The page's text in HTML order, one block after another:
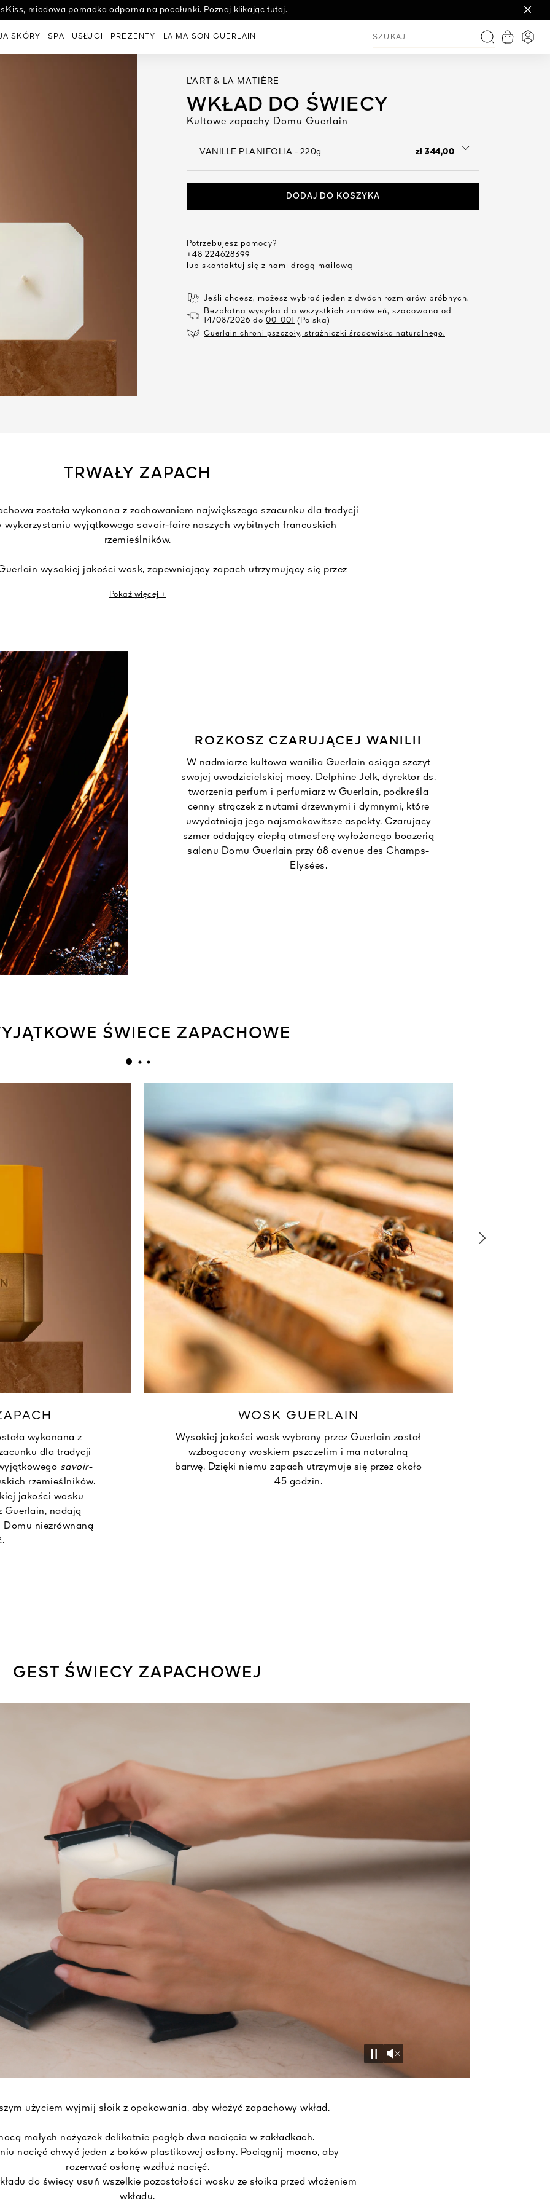
Poznaj sekret pielęgnacji o absolutnej doskonałości Guerlain.
miodowa pomadka odporna na pocałunki. Poznaj klikając tutaj.
SKÓRY SPA USŁUGI PREZENTY LA MAISON GUERLAIN
SzukajZobacz
L’ART & LA MATIÈRE
WKŁAD DO ŚWIECY
Kultowe zapachy Domu Guerlain
VANILLE PLANIFOLIA - 220g zł 344,00
open the dropdown menu to see the available colors / to choose a color
DODAJ DO KOSZYKA
Potrzebujesz pomocy?
+48 224628399
lub skontaktuj się z nami drogą mailową
Jeśli chcesz, możesz wybrać jeden z dwóch rozmiarów próbnych.
Bezpłatna wysyłka dla wszystkich zamówień, szacowana od
14/08/2026 do 00-001 (Polska)
Guerlain chroni pszczoły, strażniczki środowiska naturalnego.
TRWAŁY ZAPACH
została wykonana z zachowaniem największego szacunku dla tradycji
wykorzystaniu wyjątkowego savoir-faire naszych wybitnych francuskich
rzemieślników.
wysokiej jakości wosk, zapewniający zapach utrzymujący się przez
zapachowym Domu niezrównaną delikatność.
Wszystkie użyte materiały papierowe pochodzą z lasów zarządzanych w
L’Art & La Matière są kompatybilne wyłącznie z nową generacją słoików.
Pokaż więcej +
ROZKOSZ CZARUJĄCEJ WANILII
W nadmiarze kultowa wanilia Guerlain osiąga szczyt
swojej uwodzicielskiej mocy. Delphine Jelk, dyrektor ds.
tworzenia perfum i perfumiarz w Guerlain, podkreśla
cenny strączek z nutami drzewnymi i dymnymi, które
uwydatniają jego najsmakowitsze aspekty. Czarujący
szmer oddający ciepłą atmosferę wyłożonego boazerią
salonu Domu Guerlain przy 68 avenue des Champs-
Elysées.
ŚWIECE ZAPACHOWE
wykonana z
dla tradycji
savoir-
rzemieślników.
jakości wosku
Guerlain, nadają
niezrównaną
WOSK GUERLAIN
Wysokiej jakości wosk wybrany przez Guerlain został
wzbogacony woskiem pszczelim i ma naturalną
barwę. Dzięki niemu zapach utrzymuje się przez około
45 godzin.
GEST ŚWIECY ZAPACHOWEJ
Pause
Unmute
użyciem wyjmij słoik z opakowania, aby włożyć zapachowy wkład.
małych nożyczek delikatnie pogłęb dwa nacięcia w zakładkach.
nacięć chwyć jeden z boków plastikowej osłony. Pociągnij mocno, aby
rozerwać osłonę wzdłuż nacięć.
do świecy usuń wszelkie pozostałości wosku ze słoika przed włożeniem
wkładu.